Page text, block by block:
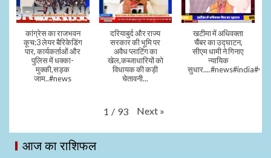
कांग्रेस का राजभवन
कूच:3 लेयर बैरिकेडिंग
पार, कार्यकर्ताओं और
पुलिस में धक्का-
मुक्की,सड़क
जाम..#news
दरियाबुर्द और राज्य
सरकार की भूमि पर
अवैध प्लाटिंग का
खेल,कब्जाधारियों को
विधायक की कड़ी
चेतावनी...
खटीमा में अधिवक्ता
चैंबर का उद्घाटन,
सीएम धामी ने गिनाए
न्यायिक
1 / 93 Next »
आज का राशिफल